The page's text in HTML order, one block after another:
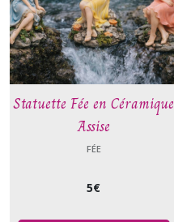
Statuette Fée en Céramique
Assise
FÉE
5€